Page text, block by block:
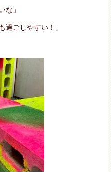
な」
過ごしやすい！」